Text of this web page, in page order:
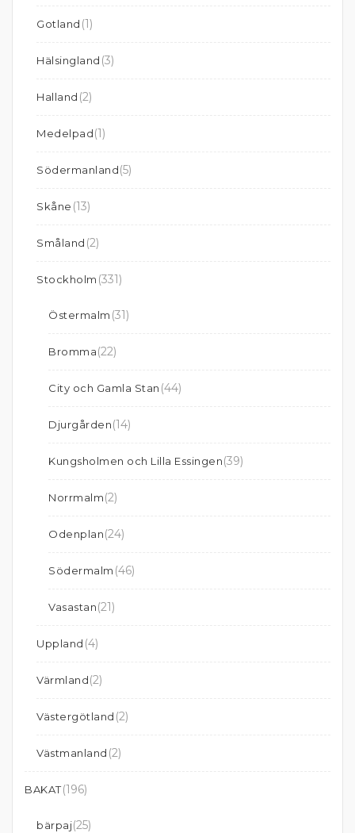
Gotland (1)
Hälsingland (3)
Halland (2)
Medelpad(1)
Södermanland(5)
Skåne (13)
Småland (2)
Stockholm (331)
Östermalm (31)
Bromma(22)
City och Gamla Stan (44)
Djurgården(14)
Kungsholmen och Lilla Essingen(39)
Norrmalm(2)
Odenplan(24)
Södermalm (46)
Vasastan(21)
Uppland (4)
Värmland(2)
Västergötland (2)
Västmanland (2)
BAKAT(196)
bärpaj(25)